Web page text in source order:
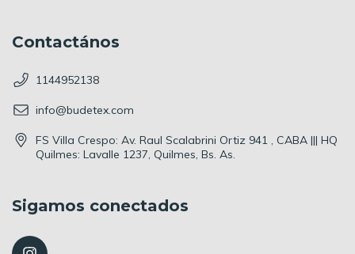
Contactános
1144952138
info@budetex.com
FS Villa Crespo: Av. Raul Scalabrini Ortiz 941 , CABA ||| HQ
Quilmes: Lavalle 1237, Quilmes, Bs. As.
Sigamos conectados